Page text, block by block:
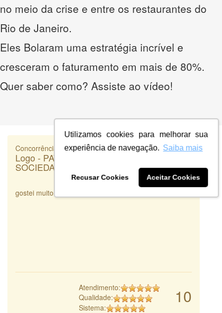
Utilizamos cookies para melhorar sua
experiência de navegação. Saiba mais
Recusar Cookies Aceitar Cookies
no meio da crise e entre os restaurantes do
Rio de Janeiro.
Eles Bolaram uma estratégia incrível e
cresceram o faturamento em mais de 80%.
Quer saber como? Assiste ao vídeo!
Concorrência
Logo - PATRÍCIA LEMES R SILVA
SOCIEDADE INDIVIDUAL DE ADVOCACIA
gostei muito dos trabalhos apresentados e da rapidez
10
Atendimento:
Qualidade:
Sistema: